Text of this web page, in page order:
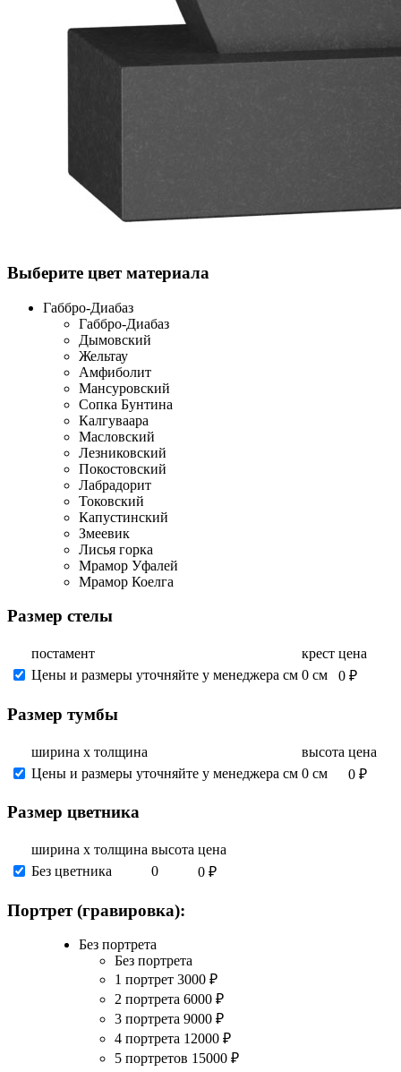
Выберите цвет материала
Габбро-Диабаз
Габбро-Диабаз
Дымовский
Жельтау
Амфиболит
Мансуровский
Сопка Бунтина
Калгуваара
Масловский
Лезниковский
Покостовский
Лабрадорит
Токовский
Капустинский
Змеевик
Лисья горка
Мрамор Уфалей
Мрамор Коелга
Размер стелы
постамент крест цена
Цены и размеры уточняйте у менеджера см 0 см 0 ₽
Размер тумбы
ширина х толщина высота цена
Цены и размеры уточняйте у менеджера см 0 см 0 ₽
Размер цветника
ширина х толщина высота цена
Без цветника
0 0 ₽
Портрет (гравировка):
Без портрета
Без портрета
1 портрет 3000 ₽
2 портрета 6000 ₽
3 портрета 9000 ₽
4 портрета 12000 ₽
5 портретов 15000 ₽